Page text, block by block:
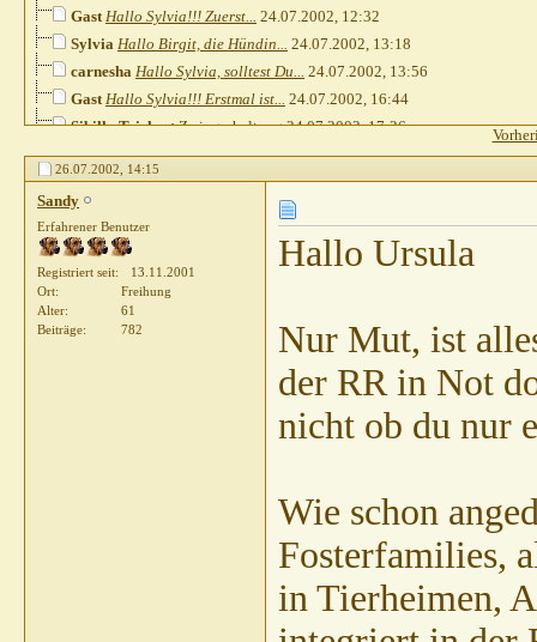
Gast Hallo Sylvia!!! Zuerst... 24.07.2002, 12:32
Sylvia Hallo Birgit, die Hündin... 24.07.2002, 13:18
carnesha Hallo Sylvia, solltest Du... 24.07.2002, 13:56
Gast Hallo Sylvia!!! Erstmal ist... 24.07.2002, 16:44
Sibilla Teichert Zwingerhaltung24.07.2002,17:26
Sibilla Teichert Notfall24.07.2002,17:35
Gast Hallo Sibilla!!! Das ist ja...24.07.2002,17:36
LiaJosie
23:15
Kirstin Janson
sehr merkwürdig24.07.2002,
23:57
Sylvia
Hallo Ihr alle, Leider... 25.07.2002,01:33
Hallo an alle, Dieses Thema...
Hallo Ursula, der Hund...
Hallo Sylvia, war auch...25.07.2002,12:59
Hallo Ursula In den USA...26.07.2002,08:53
Hallo Sandy, also, dass war... 26.07.2002, 11:04
26.07.2002, 14:15
Sandy
Erfahrener Benutzer
Registriert seit
13.11.2001
Ort
Freihung
Alter
61
Beiträge
782
Hallo Ursula
Nur Mut, ist
der RR in Not
nicht ob du nur
Wie schon
Fosterfamilies,
in Tierheimen,